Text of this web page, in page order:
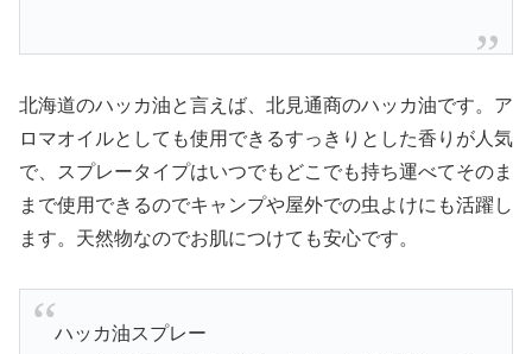
北海道のハッカ油と言えば、北見通商のハッカ油です。ア
ロマオイルとしても使用できるすっきりとした香りが人気
で、スプレータイプはいつでもどこでも持ち運べてそのま
まで使用できるのでキャンプや屋外での虫よけにも活躍し
ます。天然物なのでお肌につけても安心です。
ハッカ油スプレー